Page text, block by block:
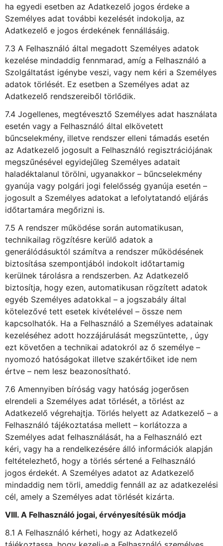
ha egyedi esetben az Adatkezelő jogos érdeke a
Személyes adat további kezelését indokolja, az
Adatkezelő e jogos érdekének fennállásáig.
7.3 A Felhasználó által megadott Személyes adatok
kezelése mindaddig fennmarad, amíg a Felhasználó a
Szolgáltatást igénybe veszi, vagy nem kéri a Személyes
adatok törlését. Ez esetben a Személyes adat az
Adatkezelő rendszereiből törlődik.
7.4 Jogellenes, megtévesztő Személyes adat használata
esetén vagy a Felhasználó által elkövetett
bűncselekmény, illetve rendszer elleni támadás esetén
az Adatkezelő jogosult a Felhasználó regisztrációjának
megszűnésével egyidejűleg Személyes adatait
haladéktalanul törölni, ugyanakkor – bűncselekmény
gyanúja vagy polgári jogi felelősség gyanúja esetén –
jogosult a Személyes adatokat a lefolytatandó eljárás
időtartamára megőrizni is.
7.5 A rendszer működése során automatikusan,
technikailag rögzítésre kerülő adatok a
generálódásuktól számítva a rendszer működésének
biztosítása szempontjából indokolt időtartamig
kerülnek tárolásra a rendszerben. Az Adatkezelő
biztosítja, hogy ezen, automatikusan rögzített adatok
egyéb Személyes adatokkal – a jogszabály által
kötelezővé tett esetek kivételével – össze nem
kapcsolhatók. Ha a Felhasználó a Személyes adatainak
kezeléséhez adott hozzájárulását megszüntette, , úgy
ezt követően a technikai adatokról az ő személye –
nyomozó hatóságokat illetve szakértőiket ide nem
értve – nem lesz beazonosítható.
7.6 Amennyiben bíróság vagy hatóság jogerősen
elrendeli a Személyes adat törlését, a törlést az
Adatkezelő végrehajtja. Törlés helyett az Adatkezelő – a
Felhasználó tájékoztatása mellett – korlátozza a
Személyes adat felhasználását, ha a Felhasználó ezt
kéri, vagy ha a rendelkezésére álló információk alapján
feltételezhető, hogy a törlés sértené a Felhasználó
jogos érdekét. A Személyes adatot az Adatkezelő
mindaddig nem törli, ameddig fennáll az az adatkezelési
cél, amely a Személyes adat törlését kizárta.
VIII. A Felhasználó jogai, érvényesítésük módja
8.1 A Felhasználó kérheti, hogy az Adatkezelő